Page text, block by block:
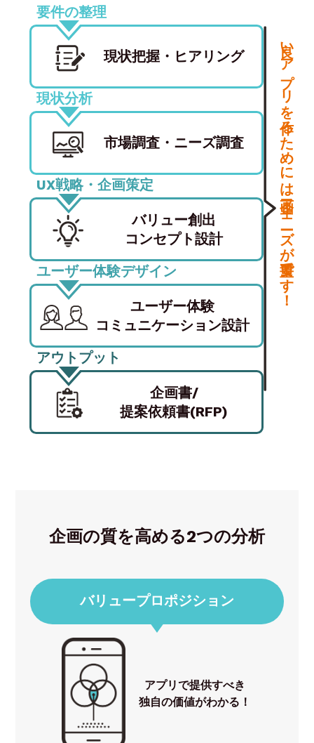
要件の整理
現状把握 ・ ヒアリング
現状分析
市場調査 ・ ニーズ調査
UX戦略・企画策定
バリュー創出
コンセプト設計
ユーザー体験デザイン
ユーザー体験
コミュニケーション設計
アウトプット
企画書/
提案依頼書(RFP)
良いアプリを作るためには企画フェーズが重要です！
企画の質を高める2つの分析
バリュープロポジション
アプリで提供すべき
独自の価値がわかる！